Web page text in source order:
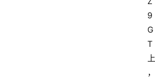
9
G
T
上
，